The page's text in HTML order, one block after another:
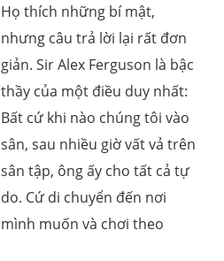
Họ thích những bí mật,
nhưng câu trả lời lại rất đơn
giản. Sir Alex Ferguson là bậc
thầy của một điều duy nhất:
Bất cứ khi nào chúng tôi vào
sân, sau nhiều giờ vất vả trên
sân tập, ông ấy cho tất cả tự
do. Cứ di chuyển đến nơi
mình muốn và chơi theo